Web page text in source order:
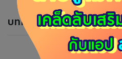
บทความแนะนำ